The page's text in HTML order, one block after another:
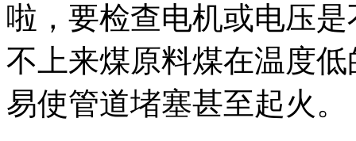
啦，要检查电机或电压
不上来煤原料煤在温度
易使管道堵塞甚至起火。